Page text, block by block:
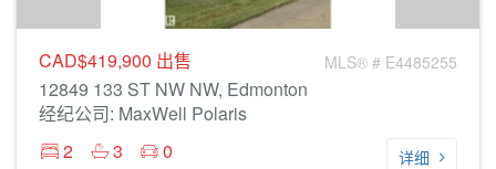
CAD$419,900 出售 MLS® # E4485255
12849 133 ST NW NW, Edmonton
经纪公司: MaxWell Polaris
2
3 0 详细